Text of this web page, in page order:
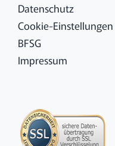
Datenschutz
Cookie-Einstellungen
BFSG
Impressum